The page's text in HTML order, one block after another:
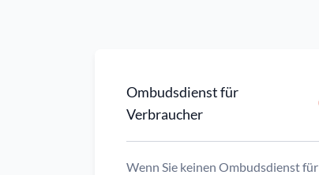
Ombudsdienst für
Verbraucher
Wenn Sie keinen Ombudsdienst für